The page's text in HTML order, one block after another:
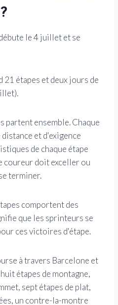
le 4 juillet et se
21 étapes et deux jours de
partent ensemble. Chaque
et d'exigence
de chaque étape
coureur doit exceller ou
terminer.
comportent des
que les sprinteurs se
ces victoires d'étape.
à travers Barcelone et
étapes de montagne,
sept étapes de plat,
un contre-la-montre